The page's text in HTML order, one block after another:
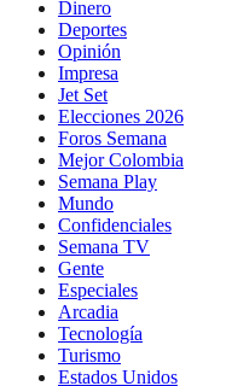
Dinero
Deportes
Opinión
Impresa
Jet Set
Elecciones 2026
Foros Semana
Mejor Colombia
Semana Play
Mundo
Confidenciales
Semana TV
Gente
Especiales
Arcadia
Tecnología
Turismo
Estados Unidos